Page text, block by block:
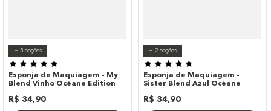
+ 3opções
Esponja de Maquiagem - My
Blend Vinho Océane Edition
R$ 34,90
+ 2opções
Esponja de Maquiagem -
Sister Blend Azul Océane
R$ 34,90